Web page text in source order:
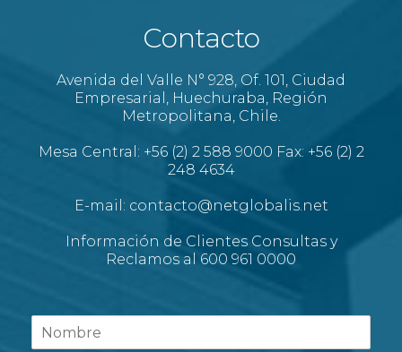
Contacto
Avenida del Valle N° 928, Of. 101, Ciudad
Empresarial, Huechuraba, Región
Metropolitana, Chile.
Mesa Central: +56 (2) 2 588 9000 Fax: +56 (2) 2
248 4634
E-mail: contacto@netglobalis.net
Información de Clientes Consultas y
Reclamos al 600 961 0000